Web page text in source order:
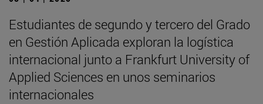
Estudiantes de segundo y tercero del Grado
en Gestión Aplicada exploran la logística
internacional junto a Frankfurt University of
Applied Sciences en unos seminarios
internacionales